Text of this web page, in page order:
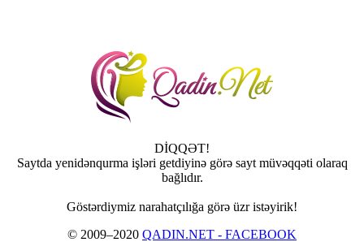
DİQQƏT!
Saytda yenidənqurma işləri getdiyinə görə sayt müvəqqəti olaraq
bağlıdır.
Göstərdiymiz narahatçılığa görə üzr istəyirik!
© 2009–2020 QADIN.NET - FACEBOOK